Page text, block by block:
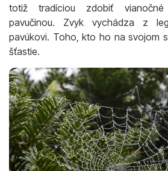
totiž tradíciou zdobiť vianočné
pavučinou. Zvyk vychádza z
pavúkovi. Toho, kto ho na svojom
šťastie.